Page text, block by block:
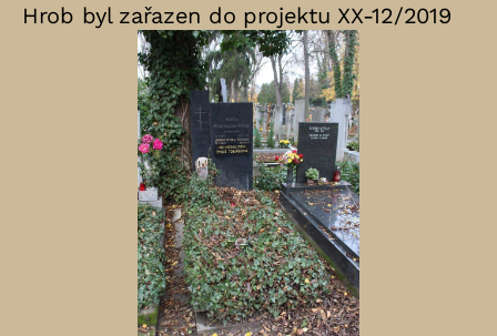
Hrob byl zařazen do projektu XX-12/2019